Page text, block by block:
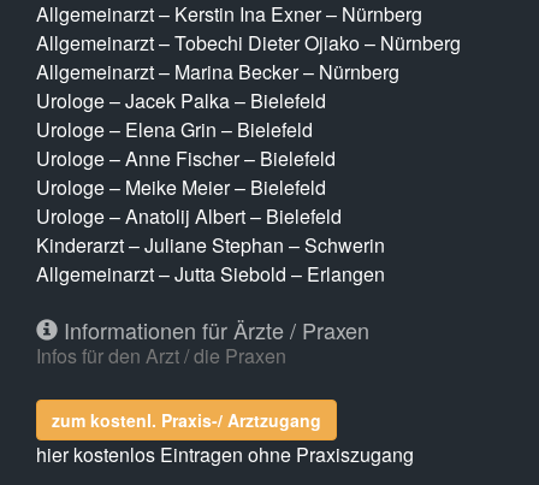
Allgemeinarzt – Kerstin Ina Exner – Nürnberg
Allgemeinarzt – Tobechi Dieter Ojiako – Nürnberg
Allgemeinarzt – Marina Becker – Nürnberg
Urologe – Jacek Palka – Bielefeld
Urologe – Elena Grin – Bielefeld
Urologe – Anne Fischer – Bielefeld
Urologe – Meike Meier – Bielefeld
Urologe – Anatolij Albert – Bielefeld
Kinderarzt – Juliane Stephan – Schwerin
Allgemeinarzt – Jutta Siebold – Erlangen
Informationen für Ärzte / Praxen
Infos für den Arzt / die Praxen
zum kostenl. Praxis-/ Arztzugang
hier kostenlos Eintragen ohne Praxiszugang